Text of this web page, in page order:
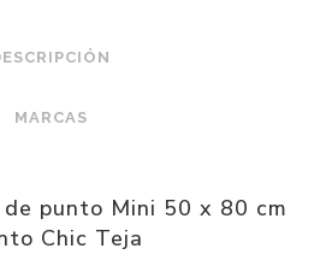
MARCAS
punto Mini 50 x 80 cm
Chic Teja